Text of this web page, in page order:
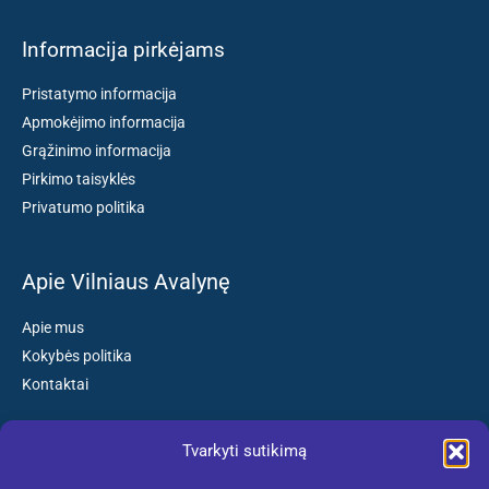
Tvarkyti sutikimą
Informacija pirkėjams
Pristatymo informacija
Apmokėjimo informacija
Grąžinimo informacija
Pirkimo taisyklės
Privatumo politika
Apie Vilniaus Avalynę
Apie mus
Kokybės politika
Kontaktai